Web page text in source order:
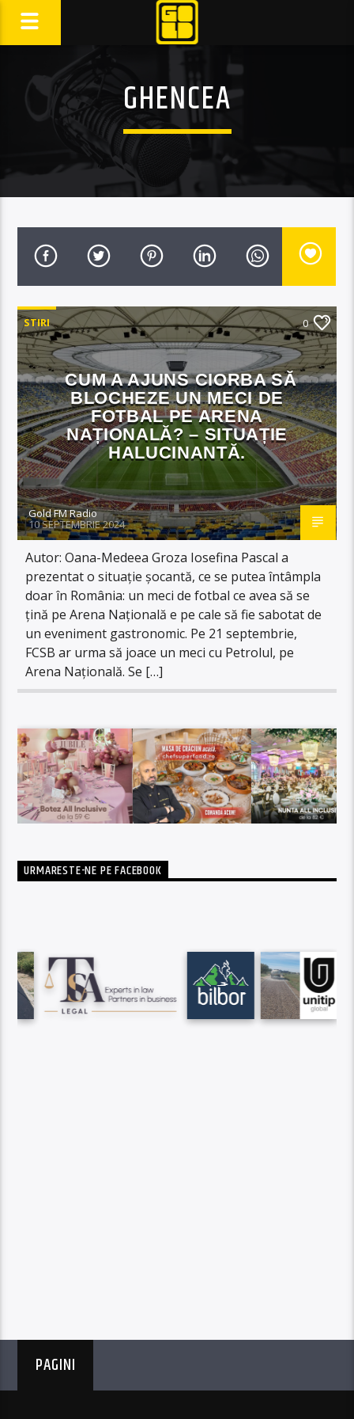
GHENCEA
STIRI 0
CUM A AJUNS CIORBA SĂ
BLOCHEZE UN MECI DE
FOTBAL PE ARENA
NAȚIONALĂ? – SITUAȚIE
HALUCINANTĂ.
Gold FM Radio
10 SEPTEMBRIE 2024
Autor: Oana-Medeea Groza Iosefina Pascal a
prezentat o situație șocantă, ce se putea întâmpla
doar în România: un meci de fotbal ce avea să se
țină pe Arena Națională e pe cale să fie sabotat de
un eveniment gastronomic. Pe 21 septembrie,
FCSB ar urma să joace un meci cu Petrolul, pe
Arena Națională. Se […]
URMARESTE-NE PE FACEBOOK
PAGINI